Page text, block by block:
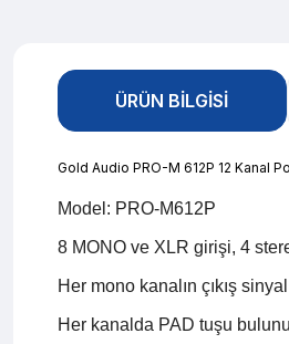
ÜRÜN BILGISI
Gold Audio PRO-M 612P 12 Kanal
Model: PRO-M612P
8 MONO ve XLR girişi, 4
Her mono kanalın çıkış
Her kanalda PAD tuşu